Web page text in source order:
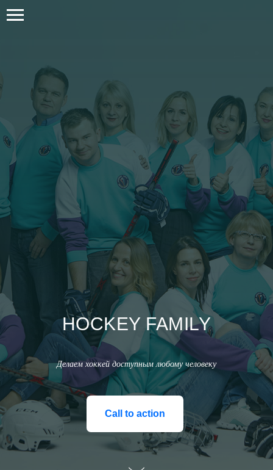
HOCKEY FAMILY
Делаем хоккей доступным любому человеку
Call to action